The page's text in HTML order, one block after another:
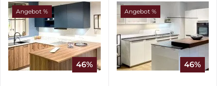
Angebot %
46%
Angebot %
46%